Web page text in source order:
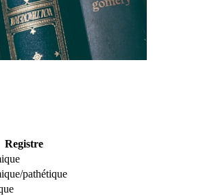
Registre
pathétique